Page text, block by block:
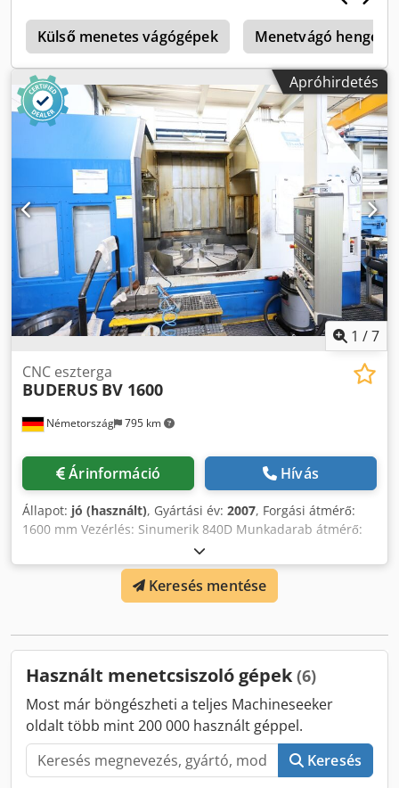
Nagyon sok tartozék: karimák, frekvenciaváltó,
köszörűkorong egyengető, egyengető görgők, belső
csiszolóorsó, középtámaszok stb.
Külső menetes vágógépek Menetvágó
Apróhirdetés
1 /7
Németország 795 km
CNC eszterga
BUDERUS BV 1600
Árinformáció Hívás
Állapot: jó (használt), Gyártási év: 2007, Forgási átmérő:
1600 mm Vezérlés: Sinumerik 840D Munkadarab átmérő:
1400 mm Dsdpfx Ajwzmqrekkock Furatátmérő: 100-500 mm
Gép súlya: kb. 35 t Helyigény: kb. 5,60x3,20x4,00 m
Keresés mentése
Használt menetcsiszoló gépek (6)
Most már böngészheti a teljes Machineseeker
oldalt több mint 200 000 használt géppel.
Keresés